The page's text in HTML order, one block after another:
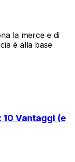
la merce e di
è alla base
Vantaggi (e